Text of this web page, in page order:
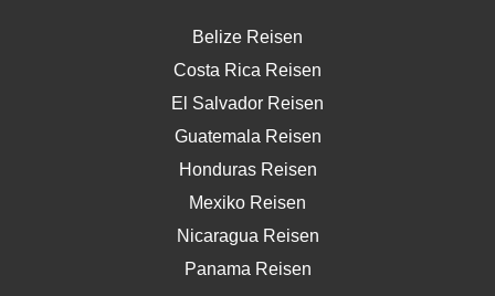
Belize Reisen
Costa Rica Reisen
El Salvador Reisen
Guatemala Reisen
Honduras Reisen
Mexiko Reisen
Nicaragua Reisen
Panama Reisen